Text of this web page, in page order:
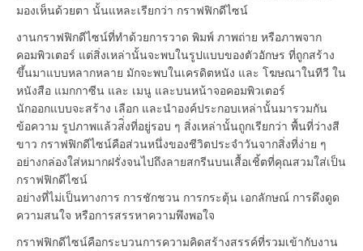
มองเห็นด้วยตา นั้นแหละเรียกว่า กราฟฟิกดีไซน์
งานกราฟฟิกดีไซน์ที่ทำด้วยการวาด พิมพ์ ภาพถ่าย หรือภาพจาก
คอมพิวเตอร์ แต่สิ่งเหล่านั้นจะพบในรูปแบบของตัวอักษร ที่ถูกสร้าง
ขึ้นมาแบบหลากหลาย มักจะพบในเครดิตหนัง และ โฆษณาในทีวี ใน
หนังสือ แมกกาซีน และ เมนู และบนหน้าจอคอมพิวเตอร์
นักออกแบบจะสร้าง เลือก และนำองค์ประกอบเหล่านั้นมารวมกัน
ข้อความ รูปภาพแล้วส่ิ่งที่อยู่รอบ ๆ สิ่งเหล่านั้นถูกเรียกว่า พื้นที่ว่างสี
ขาว กราฟฟิกดีไซน์คือส่วนหนึ่งของชีวิตประจำวันจากสิ่งที่ง่าย ๆ
อย่างกล่องใส่หมากฝรั่งจนไปถึงลายสกรีนบนเสื้อเชิ้ตที่คุณสวมใส่เป็น
กราฟฟิกดีไซน์
อย่างที่ไม่เป็นทางการ การชักชวน การกระตุ้น เอกลักษณ์ การดึงดูด
ความสนใจ หรือการสรรหาความพึงพอใจ
กราฟฟิกดีไซน์คือกระบวนการความคิดสร้างสรรค์ที่รวมเข้ากับงาน